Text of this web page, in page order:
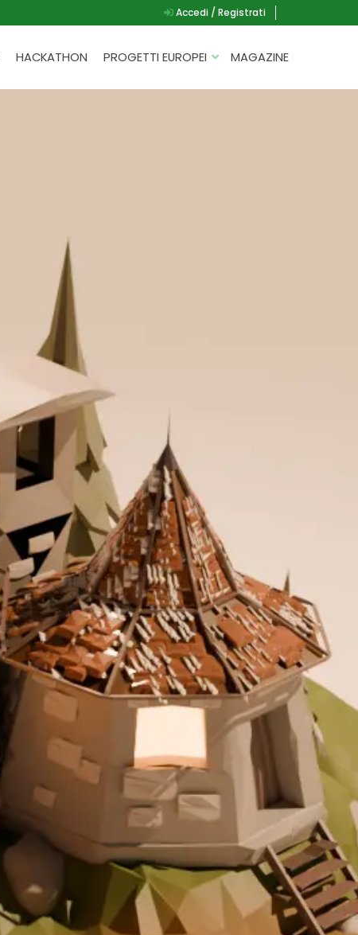
Accedi / Registrati
HACKATHON PROGETTI EUROPEI
G.A.D.
MAGAZINE